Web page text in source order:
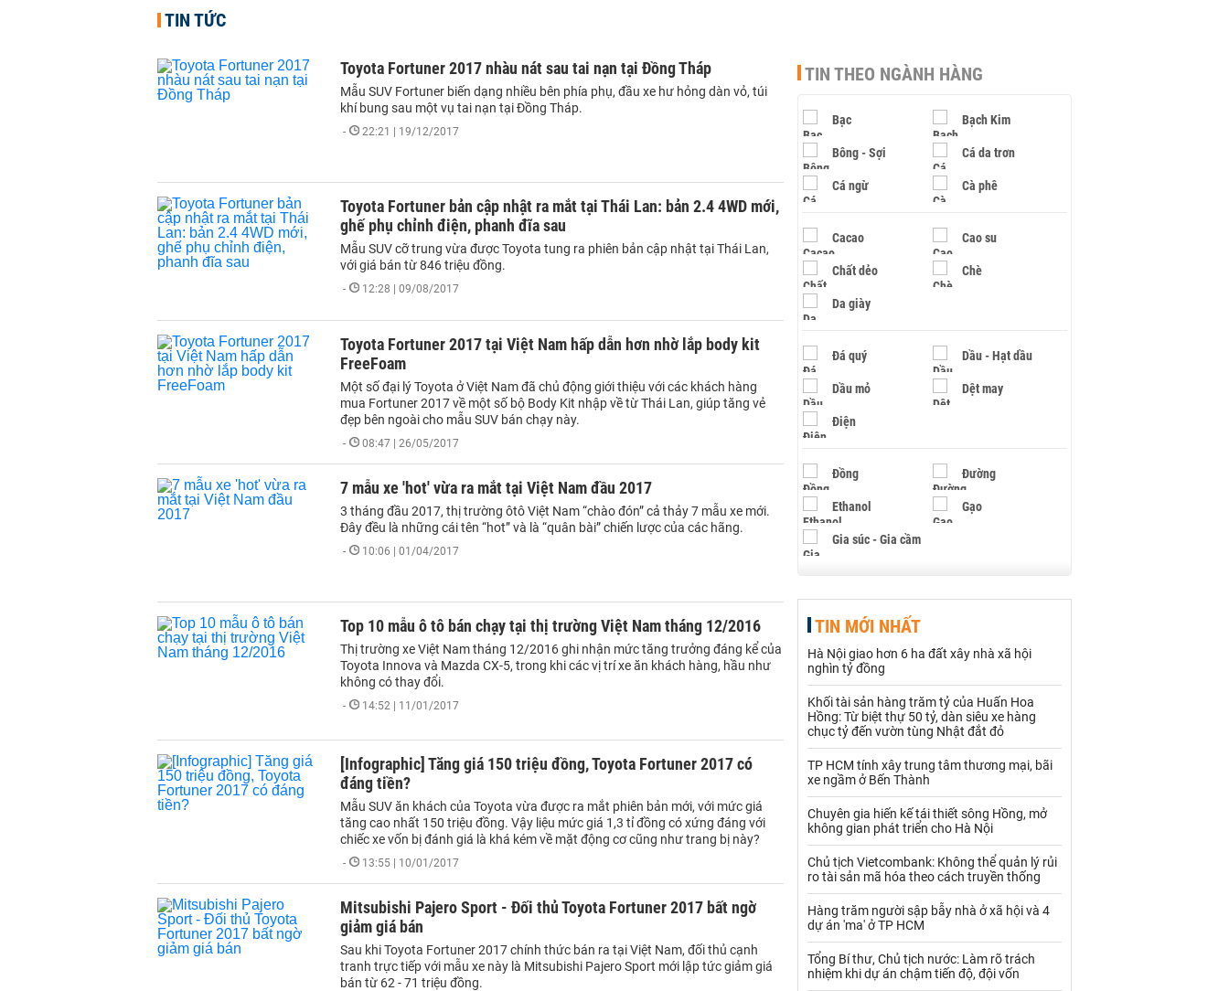
TIN TỨC
Toyota Fortuner 2017 nhàu nát sau tai nạn tại Đồng Tháp
Mẫu SUV Fortuner biến dạng nhiều bên phía phụ, đầu xe hư hỏng dàn vỏ, túi
khí bung sau một vụ tai nạn tại Đồng Tháp.
- 22:21 | 19/12/2017
Toyota Fortuner bản cập nhật ra mắt tại Thái Lan: bản 2.4 4WD mới,
ghế phụ chỉnh điện, phanh đĩa sau
Mẫu SUV cỡ trung vừa được Toyota tung ra phiên bản cập nhật tại Thái Lan,
với giá bán từ 846 triệu đồng.
- 12:28 | 09/08/2017
Toyota Fortuner 2017 tại Việt Nam hấp dẫn hơn nhờ lắp body kit
FreeFoam
Một số đại lý Toyota ở Việt Nam đã chủ động giới thiệu với các khách hàng
mua Fortuner 2017 về một số bộ Body Kit nhập về từ Thái Lan, giúp tăng vẻ
đẹp bên ngoài cho mẫu SUV bán chạy này.
- 08:47 | 26/05/2017
7 mẫu xe 'hot' vừa ra mắt tại Việt Nam đầu 2017
3 tháng đầu 2017, thị trường ôtô Việt Nam “chào đón” cả thảy 7 mẫu xe mới.
Đây đều là những cái tên “hot” và là “quân bài” chiến lược của các hãng.
- 10:06 | 01/04/2017
Top 10 mẫu ô tô bán chạy tại thị trường Việt Nam tháng 12/2016
Thị trường xe Việt Nam tháng 12/2016 ghi nhận mức tăng trưởng đáng kể của
Toyota Innova và Mazda CX-5, trong khi các vị trí xe ăn khách hàng, hầu như
không có thay đổi.
- 14:52 | 11/01/2017
[Infographic] Tăng giá 150 triệu đồng, Toyota Fortuner 2017 có
đáng tiền?
Mẫu SUV ăn khách của Toyota vừa được ra mắt phiên bản mới, với mức giá
tăng cao nhất 150 triệu đồng. Vậy liệu mức giá 1,3 tỉ đồng có xứng đáng với
chiếc xe vốn bị đánh giá là khá kém về mặt động cơ cũng như trang bị này?
- 13:55 | 10/01/2017
Mitsubishi Pajero Sport - Đối thủ Toyota Fortuner 2017 bất ngờ
giảm giá bán
Sau khi Toyota Fortuner 2017 chính thức bán ra tại Việt Nam, đối thủ cạnh
tranh trực tiếp với mẫu xe này là Mitsubishi Pajero Sport mới lập tức giảm giá
bán từ 62 - 71 triệu đồng.
TIN THEO NGÀNH HÀNG
Bạc Bạch Kim
Bông - Sợi Cá da trơn
Cá ngừ Cà phê
Cacao Cao su
Chất dẻo Chè
Da giày
Đá quý Dầu - Hạt dầu
Dầu mỏ Dệt may
Điện
Đồng Đường
Ethanol Gạo
Gia súc - Gia cầm
Hạt điều
Khí đốt
Kim loại khác Mắc ca
Muối
Nhựa - Hạt nhựa
Palladium Phân bón
Rau - Củ -Quả Sắt thép
Sữa
Than Thức ăn chăn nuôi
Thủy hải sản khác Tôm
TIN MỚI NHẤT
Hà Nội giao hơn 6 ha đất xây nhà xã hội
nghìn tỷ đồng
Khối tài sản hàng trăm tỷ của Huấn Hoa
Hồng: Từ biệt thự 50 tỷ, dàn siêu xe hàng
chục tỷ đến vườn tùng Nhật đắt đỏ
TP HCM tính xây trung tâm thương mại, bãi
xe ngầm ở Bến Thành
Chuyên gia hiến kế tái thiết sông Hồng, mở
không gian phát triển cho Hà Nội
Chủ tịch Vietcombank: Không thể quản lý rủi
ro tài sản mã hóa theo cách truyền thống
Hàng trăm người sập bẫy nhà ở xã hội và 4
dự án 'ma' ở TP HCM
Tổng Bí thư, Chủ tịch nước: Làm rõ trách
nhiệm khi dự án chậm tiến độ, đội vốn